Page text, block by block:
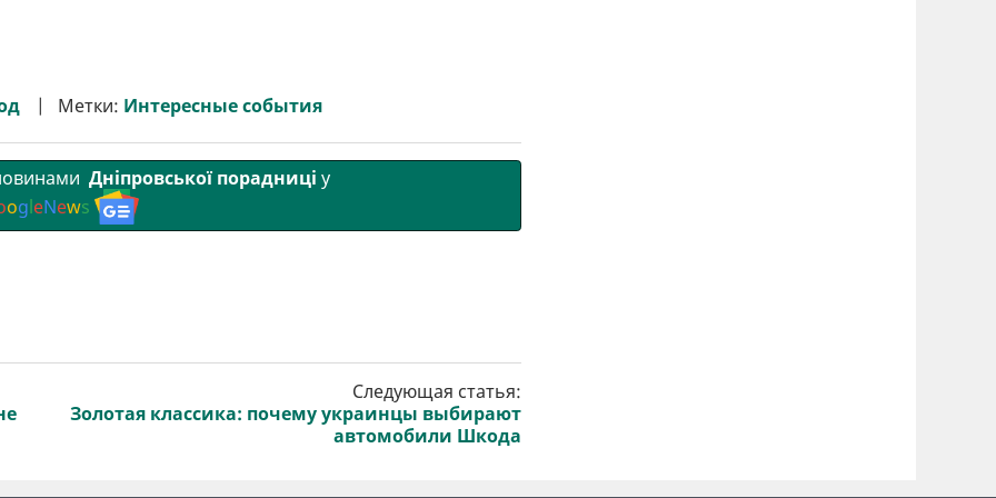
Метки: Интересные события
Дніпровської порадниці у
ogleNews
Следующая статья:
Золотая классика: почему украинцы выбирают
автомобили Шкода